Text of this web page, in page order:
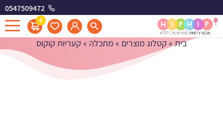
0547509472
0 קעריות קוקוס
בית» קטלוג מוצרים » מתכלה » קעריות קוקוס